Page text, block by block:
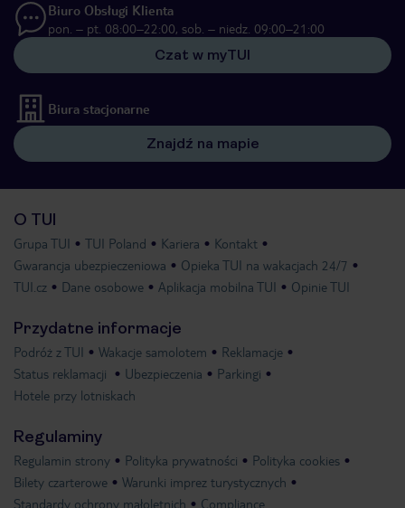
Biuro Obsługi Klienta
pon. – pt. 08:00–22:00, sob. – niedz. 09:00–21:00
Czat w myTUI
Biura stacjonarne
Znajdź na mapie
O TUI
Grupa TUI TUI Poland Kariera
Kontakt
Gwarancja ubezpieczeniowa
Opieka TUI na wakacjach 24/7
TUI.cz
Dane osobowe Aplikacja mobilna TUI Opinie TUI
Przydatne informacje
Podróż z TUI Wakacje samolotem
Reklamacje
Status reklamacji
Ubezpieczenia
Parkingi
Hotele przy lotniskach
Regulaminy
Regulamin strony Polityka prywatności
Polityka cookies
Bilety czarterowe
Warunki imprez turystycznych
Standardy ochrony małoletnich
Compliance